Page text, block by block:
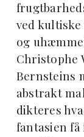
ved
og
Christophe
Bernsteins
abstrakt
dikteres
fantasien